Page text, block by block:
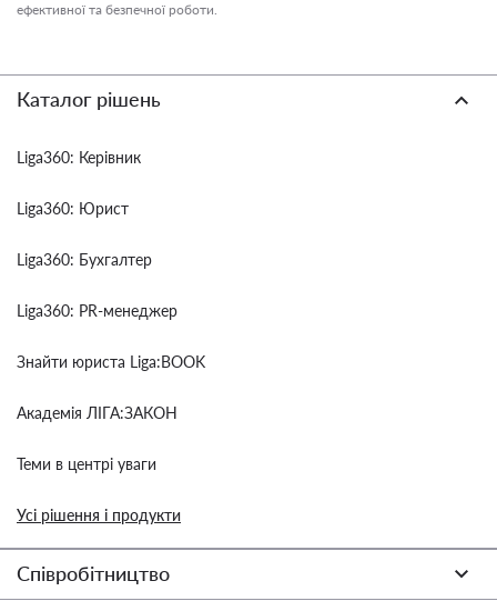
ефективної та безпечної роботи.
Каталог рішень
Liga360: Керівник
Liga360: Юрист
Liga360: Бухгалтер
Liga360: PR-менеджер
Знайти юриста Liga:BOOK
Академія ЛІГА:ЗАКОН
Теми в центрі уваги
Усі рішення і продукти
Співробітництво